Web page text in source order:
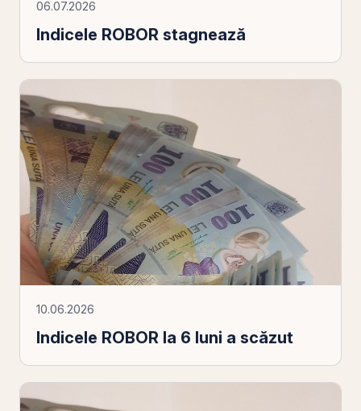
06.07.2026
Indicele ROBOR stagnează
10.06.2026
Indicele ROBOR la 6 luni a scăzut